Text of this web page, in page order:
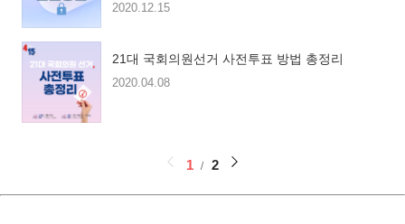
2020.12.15
21대 국회의원선거 사전투표 방법 총정리
2020.04.08
페
이
1 2